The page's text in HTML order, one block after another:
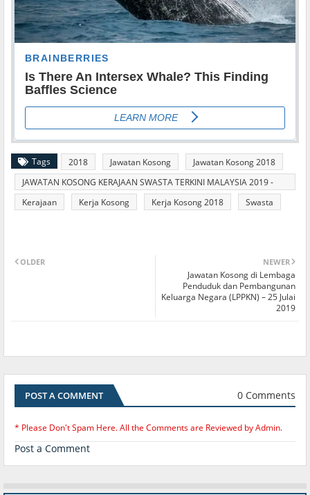
Tags 2018 Jawatan Kosong
Jawatan Kosong 2018
JAWATAN KOSONG KERAJAAN SWASTA TERKINI MALAYSIA 2019 -
2020
Kerajaan Kerja Kosong Kerja Kosong 2018 Swasta
NEWER
Jawatan Kosong di Lembaga
Penduduk dan Pembangunan
Keluarga Negara (LPPKN) – 25 Julai
2019
OLDER
POST A COMMENT 0 Comments
* Please Don't Spam Here. All the Comments are Reviewed by Admin.
Post a Comment